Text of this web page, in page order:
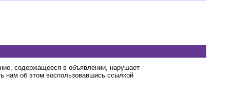
содержащееся в объявлении, нарушает
об этом воспользовавшись ссылкой